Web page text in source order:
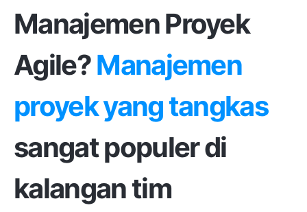
Manajemen Proyek
Agile?Manajemen
proyek yang tangkas
sangat populer di
kalangan tim